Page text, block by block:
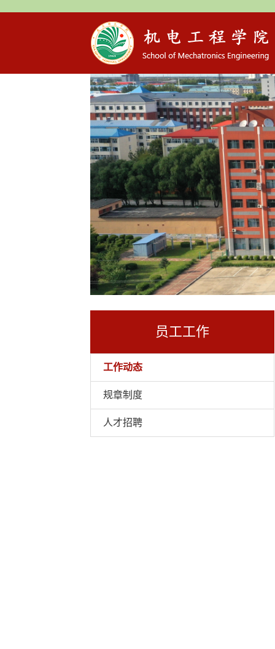
员工工作
工作动态
规章制度
人才招聘